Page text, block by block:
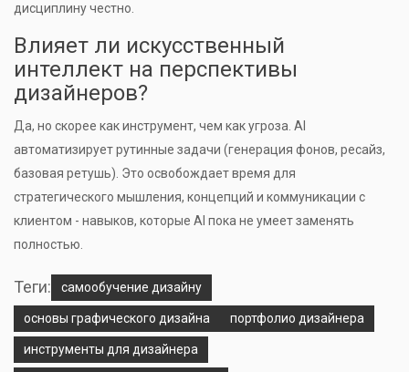
дисциплину честно.
Влияет ли искусственный
интеллект на перспективы
дизайнеров?
Да, но скорее как инструмент, чем как угроза. AI
автоматизирует рутинные задачи (генерация фонов, ресайз,
базовая ретушь). Это освобождает время для
стратегического мышления, концепций и коммуникации с
клиентом - навыков, которые AI пока не умеет заменять
полностью.
Теги: самообучение дизайну
основы графического дизайна портфолио дизайнера
инструменты для дизайнера